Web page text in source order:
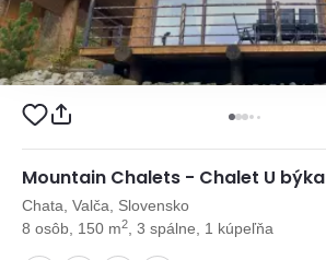
Mountain Chalets - Chalet U býka
Chata, Valča, Slovensko
8 osôb, 150 m2 , 3 spálne, 1 kúpeľňa